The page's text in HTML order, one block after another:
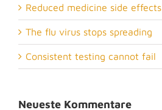
Reduced medicine side effects
The flu virus stops spreading
Consistent testing cannot fail
Neueste Kommentare